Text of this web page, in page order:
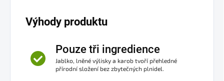
Výhody produktu
Pouze tři ingredience
Jablko, lněné výlisky a karob tvoří přehledné
přírodní složení bez zbytečných plnidel.